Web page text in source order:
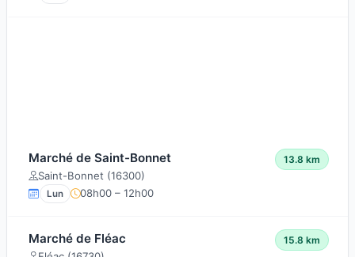
Marché de Saint-Bonnet
Saint-Bonnet (16300)
13.8 km
Lun 08h00 – 12h00
Marché de Fléac 15.8 km